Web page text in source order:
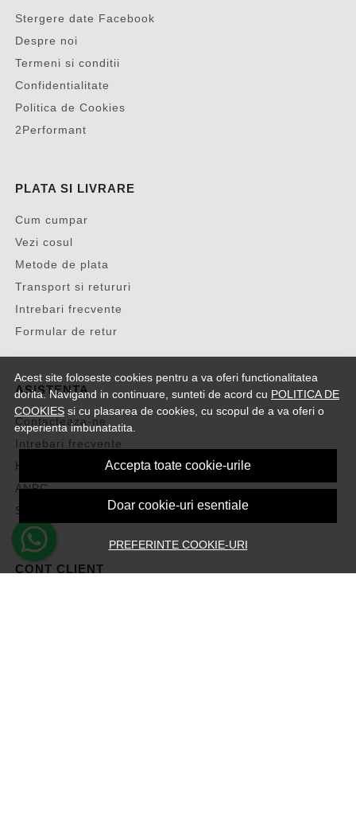
Acest site foloseste cookies pentru a va oferi functionalitatea
dorita. Navigand in continuare, sunteti de acord cu POLITICA DE
COOKIES si cu plasarea de cookies, cu scopul de a va oferi o
experienta imbunatatita.
Accepta toate cookie-urile
Doar cookie-uri esentiale
PREFERINTE COOKIE-URI
Stergere date Facebook
Despre noi
Termeni si conditii
Confidentialitate
Politica de Cookies
2Performant
PLATA SI LIVRARE
Cum cumpar
Vezi cosul
Metode de plata
Transport si retururi
Intrebari frecvente
Formular de retur
ASISTENTA
Contacteaza-ne
Intrebari frecvente
Harta site
ANPC
Solutionarea litigiilor
CONT CLIENT